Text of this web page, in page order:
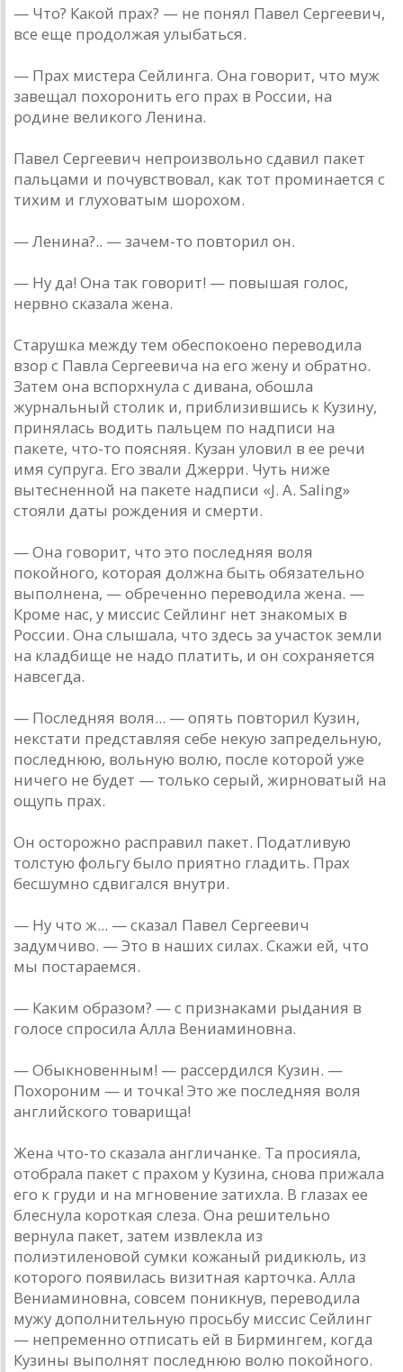
— Что? Какой прах? — не понял Павел Сергеевич,
все еще продолжая улыбаться.
— Прах мистера Сейлинга. Она говорит, что муж
завещал похоронить его прах в России, на
родине великого Ленина.
Павел Сергеевич непроизвольно сдавил пакет
пальцами и почувствовал, как тот проминается с
тихим и глуховатым шорохом.
— Ленина?.. — зачем-то повторил он.
— Ну да! Она так говорит! — повышая голос,
нервно сказала жена.
Старушка между тем обеспокоено переводила
взор с Павла Сергеевича на его жену и обратно.
Затем она вспорхнула с дивана, обошла
журнальный столик и, приблизившись к Кузину,
принялась водить пальцем по надписи на
пакете, что-то поясняя. Кузан уловил в ее речи
имя супруга. Его звали Джерри. Чуть ниже
вытесненной на пакете надписи «J. A. Saling»
стояли даты рождения и смерти.
— Она говорит, что это последняя воля
покойного, которая должна быть обязательно
выполнена, — обреченно переводила жена. —
Кроме нас, у миссис Сейлинг нет знакомых в
России. Она слышала, что здесь за участок земли
на кладбище не надо платить, и он сохраняется
навсегда.
— Последняя воля... — опять повторил Кузин,
некстати представляя себе некую запредельную,
последнюю, вольную волю, после которой уже
ничего не будет — только серый, жирноватый на
ощупь прах.
Он осторожно расправил пакет. Податливую
толстую фольгу было приятно гладить. Прах
бесшумно сдвигался внутри.
— Ну что ж... — сказал Павел Сергеевич
задумчиво. — Это в наших силах. Скажи ей, что
мы постараемся.
— Каким образом? — с признаками рыдания в
голосе спросила Алла Вениаминовна.
— Обыкновенным! — рассердился Кузин. —
Похороним — и точка! Это же последняя воля
английского товарища!
Жена что-то сказала англичанке. Та просияла,
отобрала пакет с прахом у Кузина, снова прижала
его к груди и на мгновение затихла. В глазах ее
блеснула короткая слеза. Она решительно
вернула пакет, затем извлекла из
полиэтиленовой сумки кожаный ридикюль, из
которого появилась визитная карточка. Алла
Вениаминовна, совсем поникнув, переводила
мужу дополнительную просьбу миссис Сейлинг
— непременно отписать ей в Бирмингем, когда
Кузины выполнят последнюю волю покойного.